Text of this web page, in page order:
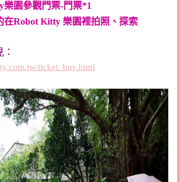
園參觀門票-門票*1
在Robot Kitty 樂園裡拍照、探索
ticket_buy.html